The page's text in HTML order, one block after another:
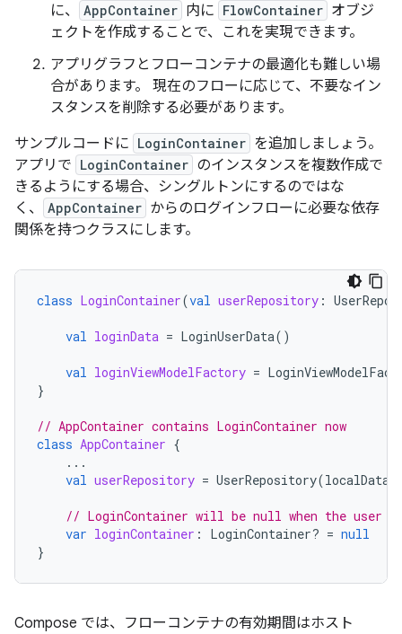
に、
AppContainer 内に FlowContainer オブジ
ェクトを作成することで、これを実現できます。
アプリグラフとフローコンテナの最適化も難しい場
合があります。 現在のフローに応じて、不要なイン
スタンスを削除する必要があります。
サンプルコードに LoginContainer を追加しましょう。
アプリで LoginContainer のインスタンスを複数作成で
きるようにする場合、シングルトンにするのではな
く、
AppContainer からのログインフローに必要な依存
関係を持つクラスにします。
class LoginContainer(val userRepository :
val loginData = LoginUserData()
val loginViewModelFactory =
}
// AppContainer contains LoginContainer now
class AppContainer {
...
val userRepository = UserRepository(
// LoginContainer will be null when the user
var loginContainer : LoginContainer? = null
}
Compose では、フローコンテナの有効期間はホスト